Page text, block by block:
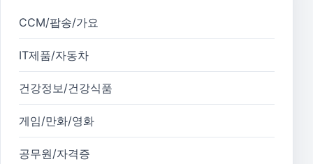
CCM/팝송/가요
IT제품/자동차
건강정보/건강식품
게임/만화/영화
공무원/자격증